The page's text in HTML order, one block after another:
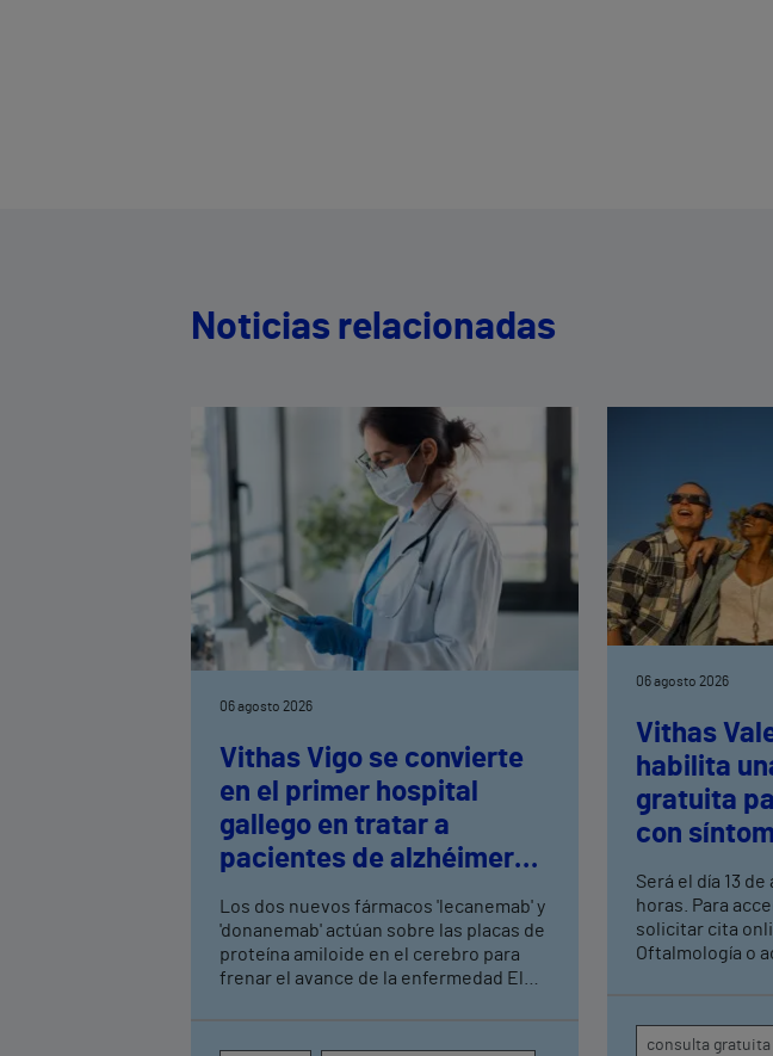
Noticias relacionadas
06 agosto 2026
Vithas Vigo se convierte
en el primer hospital
gallego en tratar a
pacientes de alzhéimer
en fase leve con terapias
antiamiloide
Los dos nuevos fármacos 'lecanemab' y
'donanemab' actúan sobre las placas de
proteína amiloide en el cerebro para
frenar el avance de la enfermedad El
para el exhaustivo seguimiento clínico
06 agosto 2026
Vithas
habilita
gratuita
con
tras el
Será el día 13 de
horas. Para
solicitar cita
Oftalmología o
consulta gratuita